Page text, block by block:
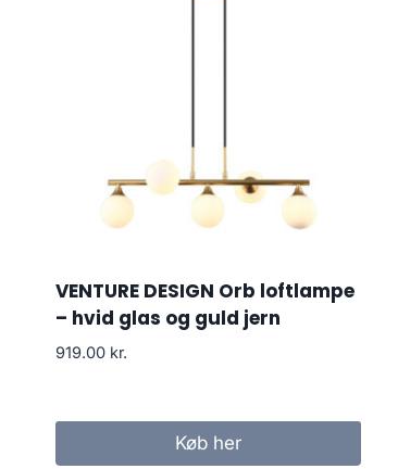
VENTURE DESIGN Orb loftlampe
– hvid glas og guld jern
919.00 kr.
Køb her